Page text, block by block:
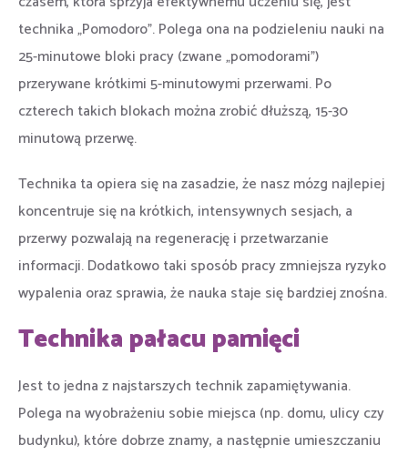
technika „Pomodoro”. Polega ona na podzieleniu nauki na
25-minutowe bloki pracy (zwane „pomodorami”)
przerywane krótkimi 5-minutowymi przerwami. Po
czterech takich blokach można zrobić dłuższą, 15-30
minutową przerwę.
Technika ta opiera się na zasadzie, że nasz mózg najlepiej
koncentruje się na krótkich, intensywnych sesjach, a
przerwy pozwalają na regenerację i przetwarzanie
informacji. Dodatkowo taki sposób pracy zmniejsza ryzyko
wypalenia oraz sprawia, że nauka staje się bardziej znośna.
Technika pałacu pamięci
Jest to jedna z najstarszych technik zapamiętywania.
Polega na wyobrażeniu sobie miejsca (np. domu, ulicy czy
budynku), które dobrze znamy, a następnie umieszczaniu